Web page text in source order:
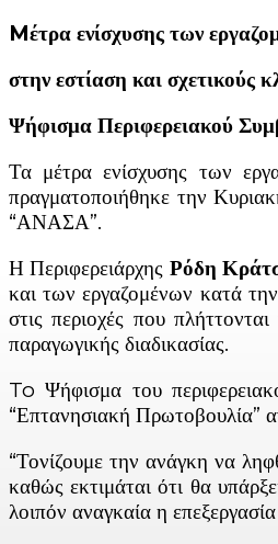
Mέτρα ενίσχυσης των
στην εστίαση και σχετικούς
Ψήφισμα Περιφερειακού
Τα μέτρα ενίσχυσης των
πραγματοποιήθηκε την
“ΑΝΑΣΑ”.
Η Περιφερειάρχης Ρόδη
και των εργαζομένων κατά
στις περιοχές που
παραγωγικής διαδικασίας.
To Ψήφισμα του
“Επτανησιακή Πρωτοβουλία”
“Τονίζουμε την ανάγκη να
καθώς εκτιμάται ότι θα
λοιπόν αναγκαία η